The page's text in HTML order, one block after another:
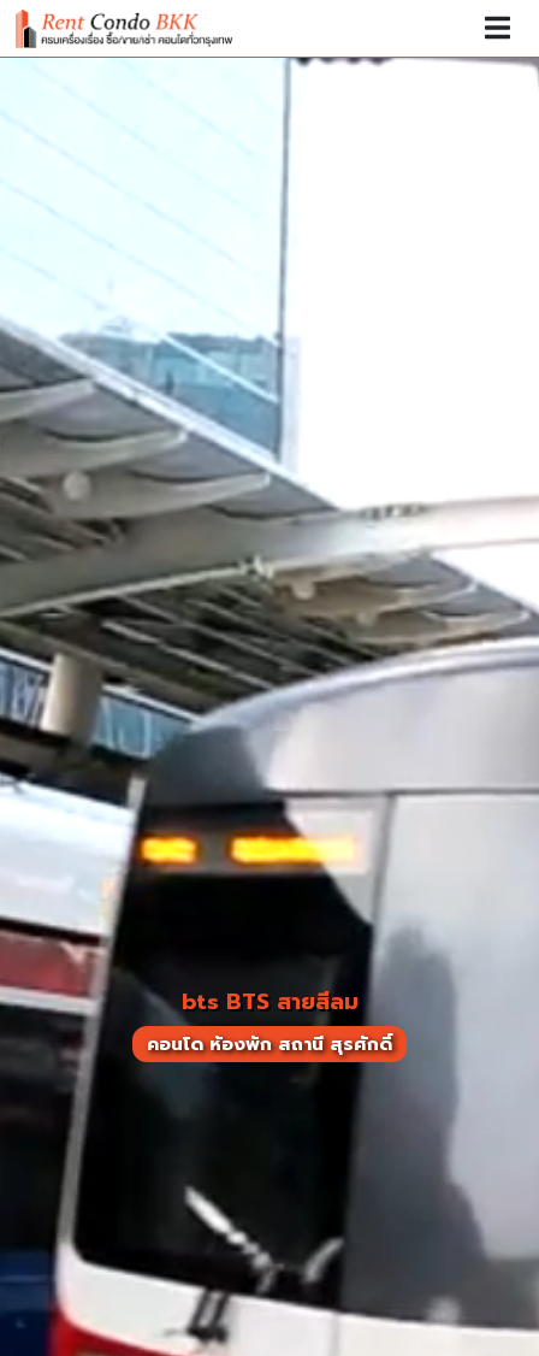
bts BTS สายสีลม
คอนโด ห้องพัก สถานี สุรศักดิ์